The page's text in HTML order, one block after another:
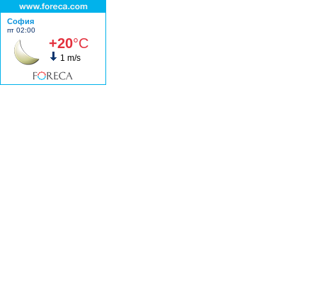
София
пт 02:00
+20°C
1 m/s